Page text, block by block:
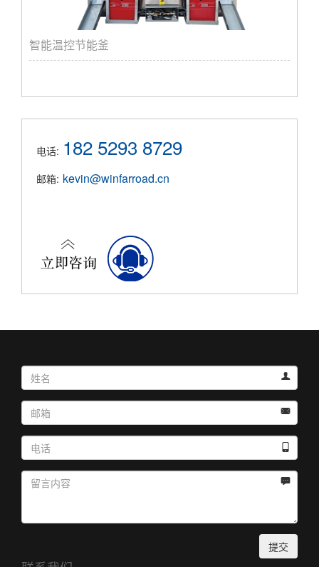
智能温控节能釜
电话: 182 5293 8729
邮箱: kevin@winfarroad.cn




提交